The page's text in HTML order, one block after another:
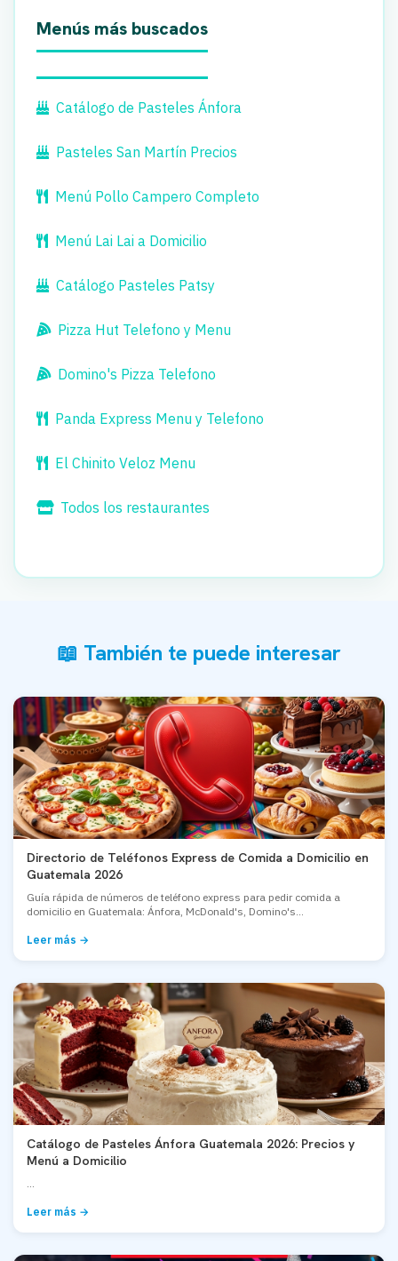
Menús más buscados
Catálogo de Pasteles Ánfora
Pasteles San Martín Precios
Menú Pollo Campero Completo
Menú Lai Lai a Domicilio
Catálogo Pasteles Patsy
Pizza Hut Telefono y Menu
Domino's Pizza Telefono
Panda Express Menu y Telefono
El Chinito Veloz Menu
Todos los restaurantes
📖 También te puede interesar
Directorio de Teléfonos Express de Comida a Domicilio en
Guatemala 2026
Guía rápida de números de teléfono express para pedir comida a
domicilio en Guatemala: Ánfora, McDonald's, Domino's...
Leer más →
Catálogo de Pasteles Ánfora Guatemala 2026: Precios y
Menú a Domicilio
Leer más →